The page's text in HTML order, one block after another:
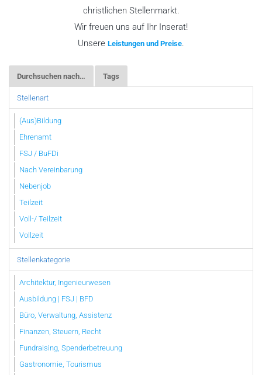
christlichen Stellenmarkt.
Wir freuen uns auf Ihr Inserat!
Unsere Leistungen und Preise.
Durchsuchen nach… Tags
Stellenart
(Aus)Bildung
Ehrenamt
FSJ / BuFDi
Nach Vereinbarung
Nebenjob
Teilzeit
Voll-/ Teilzeit
Vollzeit
Stellenkategorie
Architektur, Ingenieurwesen
Ausbildung | FSJ | BFD
Büro, Verwaltung, Assistenz
Finanzen, Steuern, Recht
Fundraising, Spenderbetreuung
Gastronomie, Tourismus